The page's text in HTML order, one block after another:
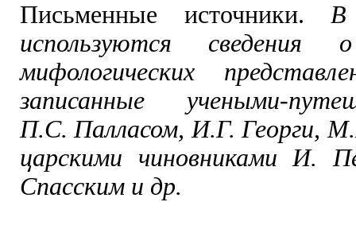
Письменные источники.В
используются сведения
мифологических
записанные учеными-
П.С. Палласом, И.Г. Георги,
царскими чиновниками И.
Спасским и др.